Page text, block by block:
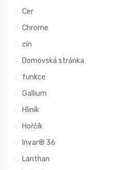
Cer
Chrome
cín
Domovská stránka
funkce
Gallium
Hliník
Hořčík
Invar® 36
Lanthan